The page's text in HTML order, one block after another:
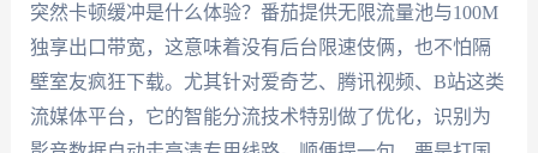
突然卡顿缓冲是什么体验？番茄提供无限流量池与100M
独享出口带宽，这意味着没有后台限速伎俩，也不怕隔
壁室友疯狂下载。尤其针对爱奇艺、腾讯视频、B站这类
流媒体平台，它的智能分流技术特别做了优化，识别为